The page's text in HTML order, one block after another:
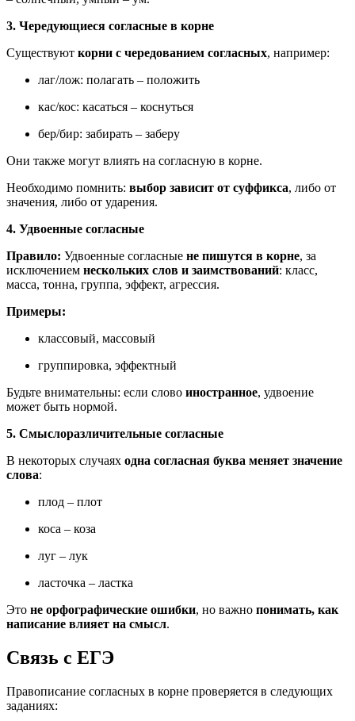
3. Чередующиеся согласные в корне
Существуют корни с чередованием согласных, например:
лаг/лож: полагать – положить
кас/кос: касаться – коснуться
бер/бир: забирать – заберу
Они также могут влиять на согласную в корне.
Необходимо помнить: выбор зависит от суффикса, либо от
значения, либо от ударения.
4. Удвоенные согласные
Правило: Удвоенные согласные не пишутся в корне, за
исключением нескольких слов и заимствований: класс,
масса, тонна, группа, эффект, агрессия.
Примеры:
классовый, массовый
группировка, эффектный
Будьте внимательны: если слово иностранное, удвоение
может быть нормой.
5. Смыслоразличительные согласные
В некоторых случаях одна согласная буква меняет значение
слова:
плод – плот
коса – коза
луг – лук
ласточка – ластка
Это не орфографические ошибки, но важно понимать, как
написание влияет на смысл.
Связь с ЕГЭ
Правописание согласных в корне проверяется в следующих
заданиях: